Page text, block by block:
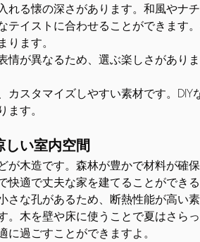
れる懐の深さがあります。和風やナ
テイストに合わせることができます
ます。
情が異なるため、選ぶ楽しさがあり
カスタマイズしやすい素材です。
す。
しい室内空間
が木造です。森林が豊かで材料が確
適で丈夫な家を建てることができる
さな孔があるため、断熱性能が高い
。木を壁や床に使うことで夏はさら
過ごすことができますよ。